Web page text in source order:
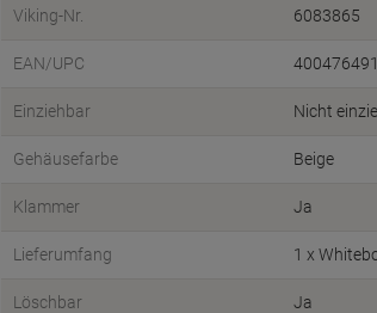
Viking-Nr. 6083865
EAN/UPC
Einziehbar Nicht
Gehäusefarbe Beige
Klammer Ja
Lieferumfang 1 x
Löschbar Ja